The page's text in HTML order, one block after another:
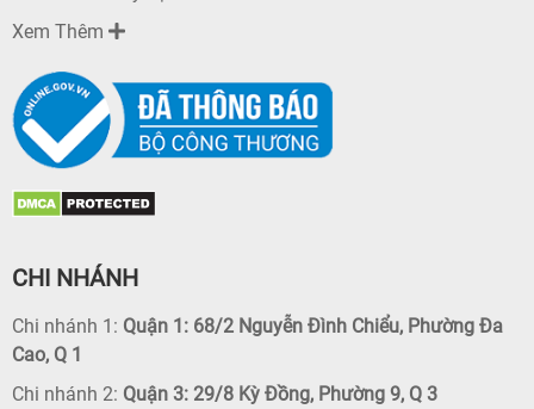
Xem Thêm
CHI NHÁNH
Chi nhánh 1: Quận 1: 68/2 Nguyễn Đình Chiểu, Phường Đa
Cao, Q 1
Chi nhánh 2: Quận 3: 29/8 Kỳ Đồng, Phường 9, Q 3